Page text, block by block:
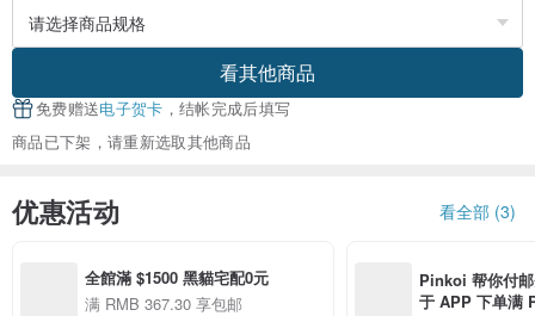
看其他商品
免费赠送电子贺卡 ，结帐完成后填写
商品已下架，请重新选取其他商品
优惠活动 看全部 (3)
全館滿 $1500 黑貓宅配0元
满 RMB 367.30 享包邮
Pinkoi 帮你付
于 APP 下单满